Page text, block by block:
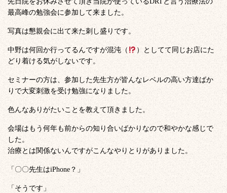
最高峰の勉強会に参加して来ました。
写真は懇親会に出て来た刺し盛りです。
中野は何回か行ってるんですが混沌（
）としてて同じお店にた
どり着ける気がしないです。
セミナーの方は、参加した先生方が皆んなレベルの高い方達ばか
りで大変刺激を受け勉強になりました。
色んなありがたいことを教えて頂きました。
会場はもう何年も前からの知り合いばかりなので和やかな感じで
した。
治療とは関係ないんですがこんなやりとりがありました。
「〇〇先生はiPhone？」
「そうです」